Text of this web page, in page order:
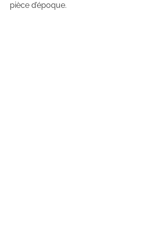
pièce d’époque.